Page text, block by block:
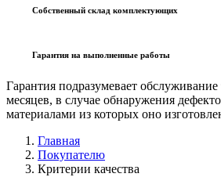
Собственный склад комплектующих
Гарантия на выполненные работы
Гарантия подразумевает обслуживание
месяцев, в случае обнаружения
материалами из которых оно
Главная
Покупателю
Критерии качества